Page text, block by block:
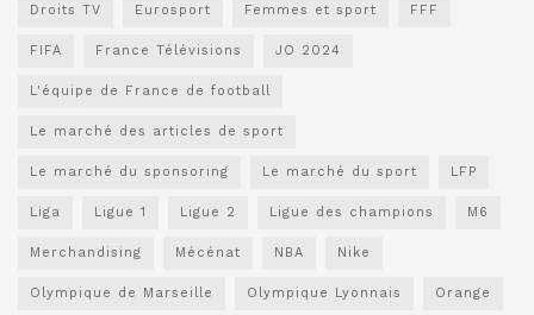
Droits TV Eurosport Femmes et sport FFF
FIFA France Télévisions JO 2024
L'équipe de France de football
Le marché des articles de sport
Le marché du sponsoring Le marché du sport LFP
Liga Ligue 1 Ligue 2 Ligue des champions M6
Merchandising Mécénat NBA Nike
Olympique de Marseille Olympique Lyonnais Orange